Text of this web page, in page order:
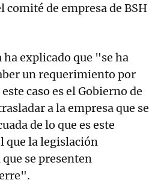
comité de empresa de BSH
explicado que "se ha
un requerimiento por
caso es el Gobierno de
a la empresa que se
de lo que es este
que la legislación
se presenten